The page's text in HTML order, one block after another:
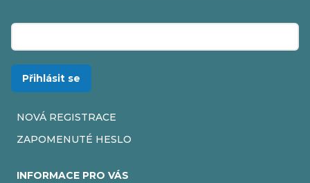
Přihlásit se
NOVÁ REGISTRACE
ZAPOMENUTÉ HESLO
INFORMACE PRO VÁS